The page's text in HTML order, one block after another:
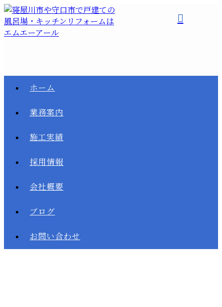
ホーム
業務案内
施工実績
採用情報
会社概要
ブログ
お問い合わせ